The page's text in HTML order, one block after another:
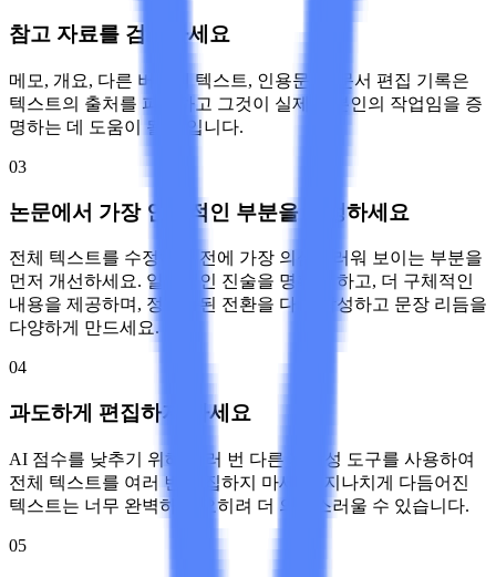
참고 자료를 검토하세요
메모, 개요, 다른 버전의 텍스트, 인용문 및 문서 편집 기록은
텍스트의 출처를 파악하고 그것이 실제로 본인의 작업임을 증
명하는 데 도움이 될 것입니다.
03
논문에서 가장 인공적인 부분을 수정하세요
전체 텍스트를 수정하기 전에 가장 의심스러워 보이는 부분을
먼저 개선하세요. 일반적인 진술을 명확히 하고, 더 구체적인
내용을 제공하며, 정형화된 전환을 다시 작성하고 문장 리듬을
다양하게 만드세요.
04
과도하게 편집하지 마세요
AI 점수를 낮추기 위해 여러 번 다른 재작성 도구를 사용하여
전체 텍스트를 여러 번 편집하지 마세요. 지나치게 다듬어진
텍스트는 너무 완벽하여 오히려 더 의심스러울 수 있습니다.
05